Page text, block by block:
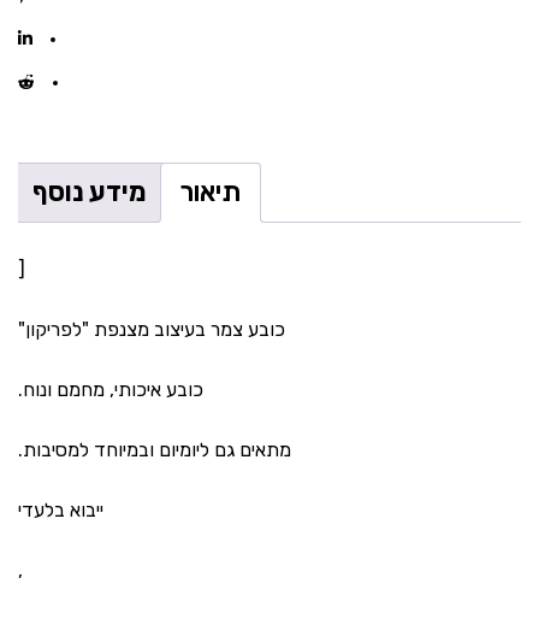
תיאור מידע נוסף
[
כובע צמר בעיצוב מצנפת "לפריקון"
כובע איכותי, מחמם ונוח.
מתאים גם ליומיום ובמיוחד למסיבות.
ייבוא בלעדי
,